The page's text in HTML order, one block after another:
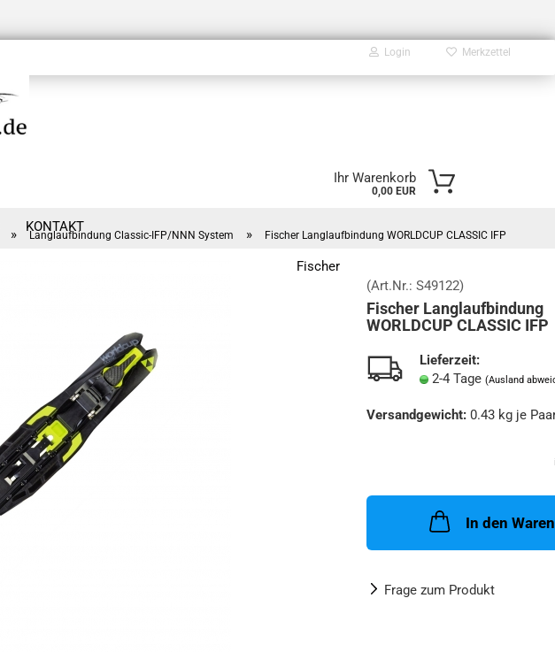
Login Merkzettel
Ihr Warenkorb
0,00 EUR
KONTAKT
» Langlaufbindung Classic-IFP/NNN System » Fischer Langlaufbindung WORLDCUP CLASSIC IFP
Fischer
(Art.Nr.: S49122)
Fischer Langlaufbindung
WORLDCUP CLASSIC IFP
Lieferzeit:
2-4 Tage (Ausland
Versandgewicht: 0.43 kg je
In den
Frage zum Produkt